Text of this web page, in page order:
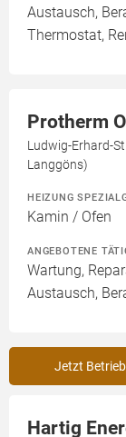
Austausch,
Thermostat,
Protherm
Ludwig-Erhard-
Langgöns)
HEIZUNG
Kamin / Ofen
ANGEBOTENE
Wartung,
Austausch,
Jetzt
Hartig